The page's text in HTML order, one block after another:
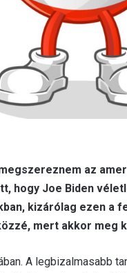
az
hogy Joe Biden
kizárólag ezen
mert akkor meg
A legbizalmasabb